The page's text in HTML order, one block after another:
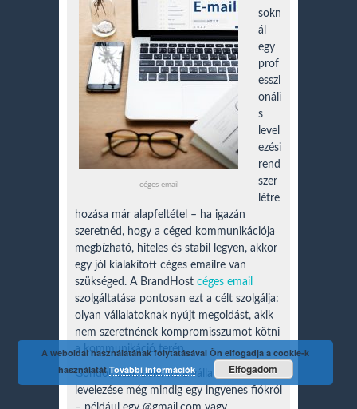
céges email
sokn
ál
egy
prof
esszi
onáli
s
level
ezési
rend
szer
létre
hozása már alapfeltétel – ha igazán
szeretnéd, hogy a céged kommunikációja
megbízható, hiteles és stabil legyen, akkor
egy jól kialakított céges emailre van
szükséged. A BrandHost céges email
szolgáltatása pontosan ezt a célt szolgálja:
olyan vállalatoknak nyújt megoldást, akik
nem szeretnének kompromisszumot kötni
a kommunikáció terén.
Gondolj csak bele: ha a vállalkozásod
levelezése még mindig egy ingyenes fiókról
A weboldal használatának folytatásával Ön elfogadja a cookie-k
használatátTovábbi információk Elfogadom